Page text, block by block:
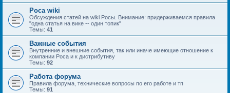
Роса wiki
Обсуждения статей на wiki Росы. Внимание: придерживаемся правила
"одна статья на вике -- один топик"
Темы: 41
Важные события
Внутренние и внешние события, так или иначе имеющие отношение к
компании Роса и к дистрибутиву
Темы: 92
Работа форума
Правила форума, технические вопросы по его работе и тп
Темы: 91